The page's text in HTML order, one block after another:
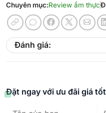
Chuyên mục:Review ẩm thực
Đánh giá:
Đặt ngay với ưu đãi giá tốt